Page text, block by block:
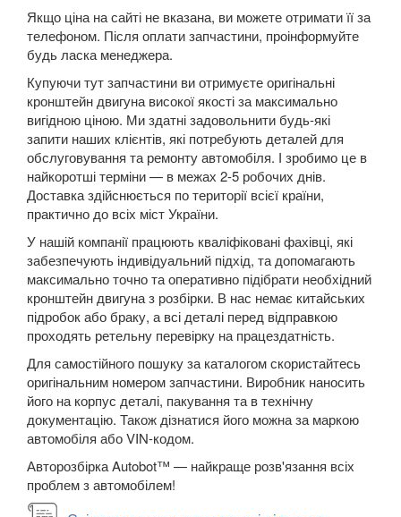
Grand Scenic III (JZ0)
Scenic IV
Grand Scenic IV
Twingo II (CN0)
Twingo III (X07)
Vel Satis (BJ0)
Talisman
ZOE
ROVER
SAAB keyboard_arrow_down
SEAT
SKODA
SMART
Якщо ціна на сайті не вказана, ви можете отримати її за
телефоном. Після оплати запчастини, проінформуйте
будь ласка менеджера.
Купуючи тут запчастини ви отримуєте оригінальні
кронштейн двигуна високої якості за максимально
вигідною ціною. Ми здатні задовольнити будь-які
запити наших клієнтів, які потребують деталей для
обслуговування та ремонту автомобіля. І зробимо це в
найкоротші терміни — в межах 2-5 робочих днів.
Доставка здійснюється по території всієї країни,
практично до всіх міст України.
У нашій компанії працюють кваліфіковані фахівці, які
забезпечують індивідуальний підхід, та допомагають
максимально точно та оперативно підібрати необхідний
кронштейн двигуна з розбірки. В нас немає китайських
підробок або браку, а всі деталі перед відправкою
проходять ретельну перевірку на працездатність.
Для самостійного пошуку за каталогом скористайтесь
оригінальним номером запчастини. Виробник наносить
його на корпус деталі, пакування та в технічну
документацію. Також дізнатися його можна за маркою
автомобіля або VIN-кодом.
Авторозбірка Autobot™ — найкраще розв'язання всіх
проблем з автомобілем!